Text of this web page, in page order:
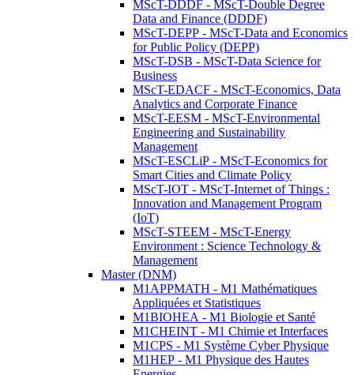
MScT-DDDF - MScT-Double Degree
Data and Finance (DDDF)
MScT-DEPP - MScT-Data and Economics
for Public Policy (DEPP)
MScT-DSB - MScT-Data Science for
Business
MScT-EDACF - MScT-Economics, Data
Analytics and Corporate Finance
MScT-EESM - MScT-Environmental
Engineering and Sustainability
Management
MScT-ESCLiP - MScT-Economics for
Smart Cities and Climate Policy
MScT-IOT - MScT-Internet of Things :
Innovation and Management Program
(IoT)
MScT-STEEM - MScT-Energy
Environment : Science Technology &
Management
Master (DNM)
M1APPMATH - M1 Mathématiques
Appliquées et Statistiques
M1BIOHEA - M1 Biologie et Santé
M1CHEINT - M1 Chimie et Interfaces
M1CPS - M1 Système Cyber Physique
M1HEP - M1 Physique des Hautes